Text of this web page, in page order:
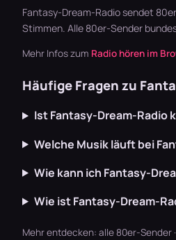
Fantasy-Dream-Radio sendet
Stimmen. Alle 80er-Sender
Mehr Infos zum Radio hören im
Häufige Fragen zu
Ist Fantasy-Dream-Radio
Welche Musik läuft bei
Wie kann ich Fantasy-
Wie ist Fantasy-Dream-
Mehr entdecken: alle 80er-Sender ·